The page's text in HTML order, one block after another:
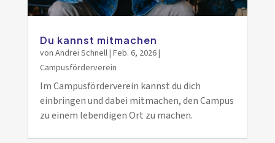
Du kannst mitmachen
von Andrei Schnell| Feb. 6, 2026|
Campusförderverein
Im Campusförderverein kannst du dich
einbringen und dabei mitmachen, den Campus
zu einem lebendigen Ort zu machen.